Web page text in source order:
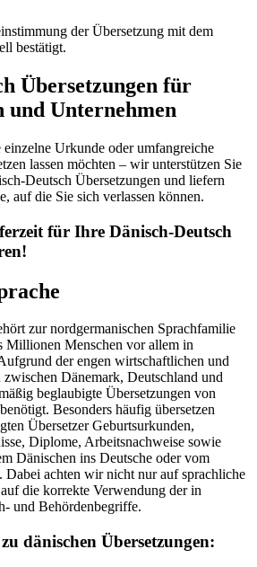
der Übersetzung mit dem
bestätigt.
Übersetzungen für
und Unternehmen
Urkunde oder umfangreiche
lassen möchten – wir unterstützen Sie
Deutsch Übersetzungen und liefern
auf die Sie sich verlassen können.
für Ihre Dänisch-Deutsch
zur nordgermanischen Sprachfamilie
Millionen Menschen vor allem in
der engen wirtschaftlichen und
Dänemark, Deutschland und
beglaubigte Übersetzungen von
Besonders häufig übersetzen
Übersetzer Geburtsurkunden,
Diplome, Arbeitsnachweise sowie
Dänischen ins Deutsche oder vom
Dabei achten wir nicht nur auf sprachliche
die korrekte Verwendung der in
und Behördenbegriffe.
dänischen Übersetzungen: